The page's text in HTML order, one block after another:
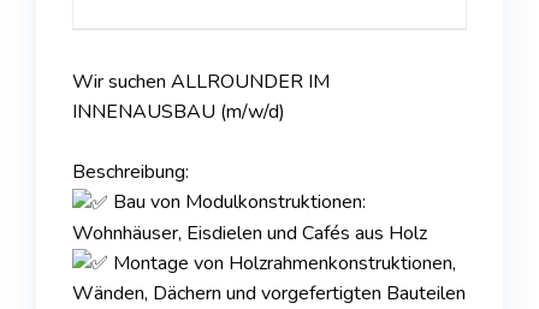
Wir suchen ALLROUNDER IM
INNENAUSBAU (m/w/d)
Beschreibung:
Bau von Modulkonstruktionen:
Wohnhäuser, Eisdielen und Cafés aus Holz
Montage von Holzrahmenkonstruktionen,
Wänden, Dächern und vorgefertigten Bauteilen